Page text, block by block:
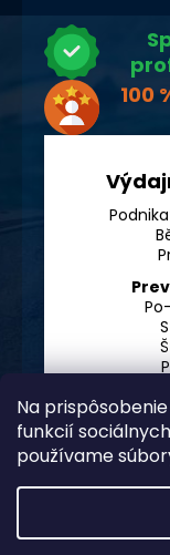
Na
funkcií
používame
100